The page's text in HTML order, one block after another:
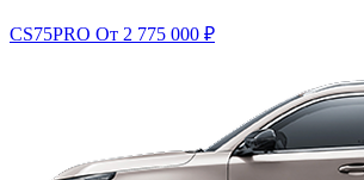
CS75PRO От 2 775 000 ₽